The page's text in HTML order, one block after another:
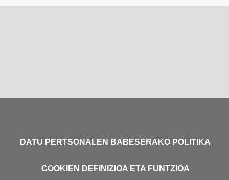
DATU PERTSONALEN BABESERAKO POLITIKA
COOKIEN DEFINIZIOA ETA FUNTZIOA